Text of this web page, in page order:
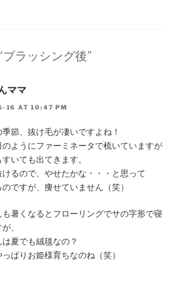
ラッシング後”
ママ
16 AT 10:47 PM
節、抜け毛が凄いですよね！
のようにファーミネータで梳いていますが
いても出てきます。
けるので、やせたかな・・・と思って
ですが、痩せていません（笑）
も暑くなるとフローリングでサの字形で寝
、
夏でも絨毯なの？
ぱりお姫様育ちなのね（笑）